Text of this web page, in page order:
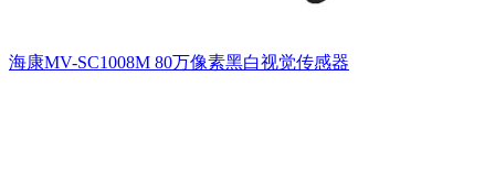
海康MV-SC1008M 80万像素黑白视觉传感器